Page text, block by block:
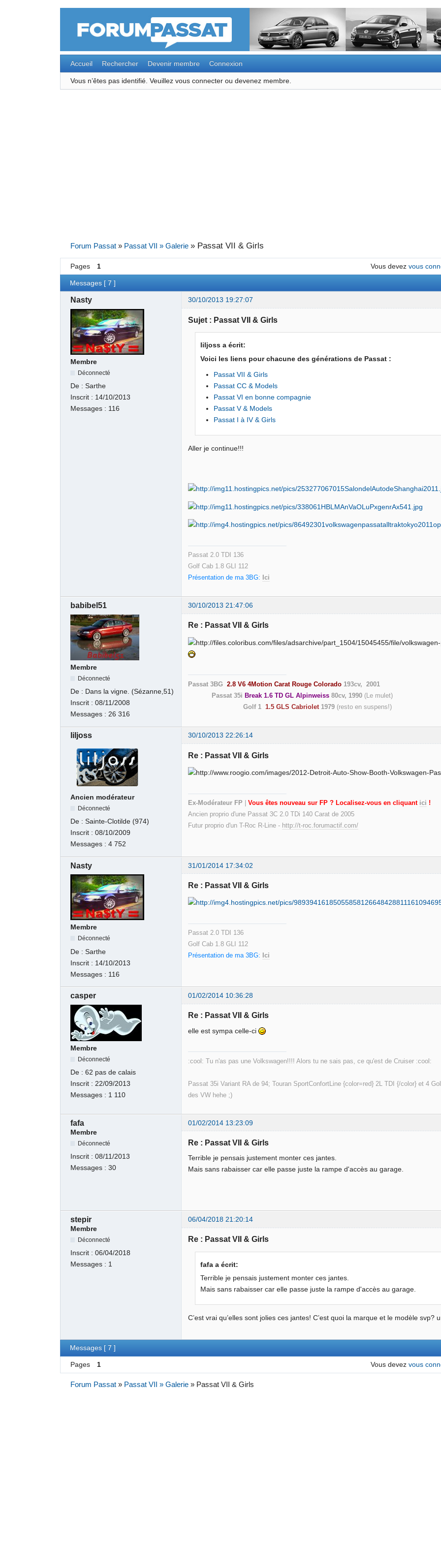
Accueil Rechercher Devenir membre Connexion
Vous n’êtes pas identifié. Veuillez vous connecter ou devenez membre.
Forum Passat » Passat VII » Galerie » Passat VII & Girls
Pages 1 Vous devez vous
Messages [ 7 ]
Nasty 30/10/2013 19:27:07
Membre
Déconnecté
De :Sarthe
Inscrit : 14/10/2013
Messages : 116
Sujet : Passat VII & Girls
liljoss a écrit:
Voici les liens pour chacune des générations de Passat :
Passat VII & Girls
Passat CC & Models
Passat VI en bonne compagnie
Passat V & Models
Passat I à IV & Girls
Aller je continue!!!
Passat 2.0 TDI 136
Golf Cab 1.8 GLI 112
Présentation de ma 3BG: Ici
babibel51 30/10/2013 21:47:06
Membre
Déconnecté
De : Dans la vigne. (Sézanne,51)
Inscrit :08/11/2008
Messages : 26 316
Re : Passat VII & Girls
Passat 3BG 2.8 V6 4Motion Carat Rouge Colorado 193cv, 2001
Passat 35i Break 1.6 TD GL Alpinweiss 80cv, 1990 (Le
Golf 1 1.5 GLS Cabriolet 1979 (resto en
liljoss 30/10/2013 22:26:14
Ancien modérateur
Déconnecté
De :Sainte-Clotilde (974)
Inscrit :08/10/2009
Messages :4 752
Re : Passat VII & Girls
Ex-Modérateur FP |Vous êtes nouveau sur FP ? Localisez-vous en cliquant ici !
Ancien proprio d'une Passat 3C 2.0 TDi 140 Carat de 2005
Futur proprio d'un T-Roc R-Line - http://t-roc.forumactif.com/
Nasty 31/01/2014 17:34:02
Membre
Déconnecté
De :Sarthe
Inscrit : 14/10/2013
Messages : 116
Re : Passat VII & Girls
Passat 2.0 TDI 136
Golf Cab 1.8 GLI 112
Présentation de ma 3BG: Ici
casper 01/02/2014 10:36:28
Membre
Déconnecté
De :62 pas de calais
Inscrit : 22/09/2013
Messages : 1 110
Re : Passat VII & Girls
elle est sympa celle-ci
:cool: Tu n'as pas une Volkswagen!!!! Alors tu ne sais pas, ce qu'est de Cruiser :cool:
Passat 35i Variant RA de 94; Touran SportConfortLine {color=red} 2L TDI {/color} et 4
des VW hehe ;)
fafa
01/02/2014 13:23:09
Membre
Déconnecté
Inscrit :08/11/2013
Messages :30
Re : Passat VII & Girls
Terrible je pensais justement monter ces jantes.
Mais sans rabaisser car elle passe juste la rampe d'accès au garage.
stepir
06/04/2018 21:20:14
Membre
Déconnecté
Inscrit :06/04/2018
Messages : 1
Re : Passat VII & Girls
fafa a écrit:
Terrible je pensais justement monter ces jantes.
Mais sans rabaisser car elle passe juste la rampe d'accès au garage.
C’est vrai qu’elles sont jolies ces jantes! C’est quoi la marque et le modèle svp?
Messages [ 7 ]
Pages 1 Vous devez vous
Forum Passat » Passat VII » Galerie » Passat VII & Girls